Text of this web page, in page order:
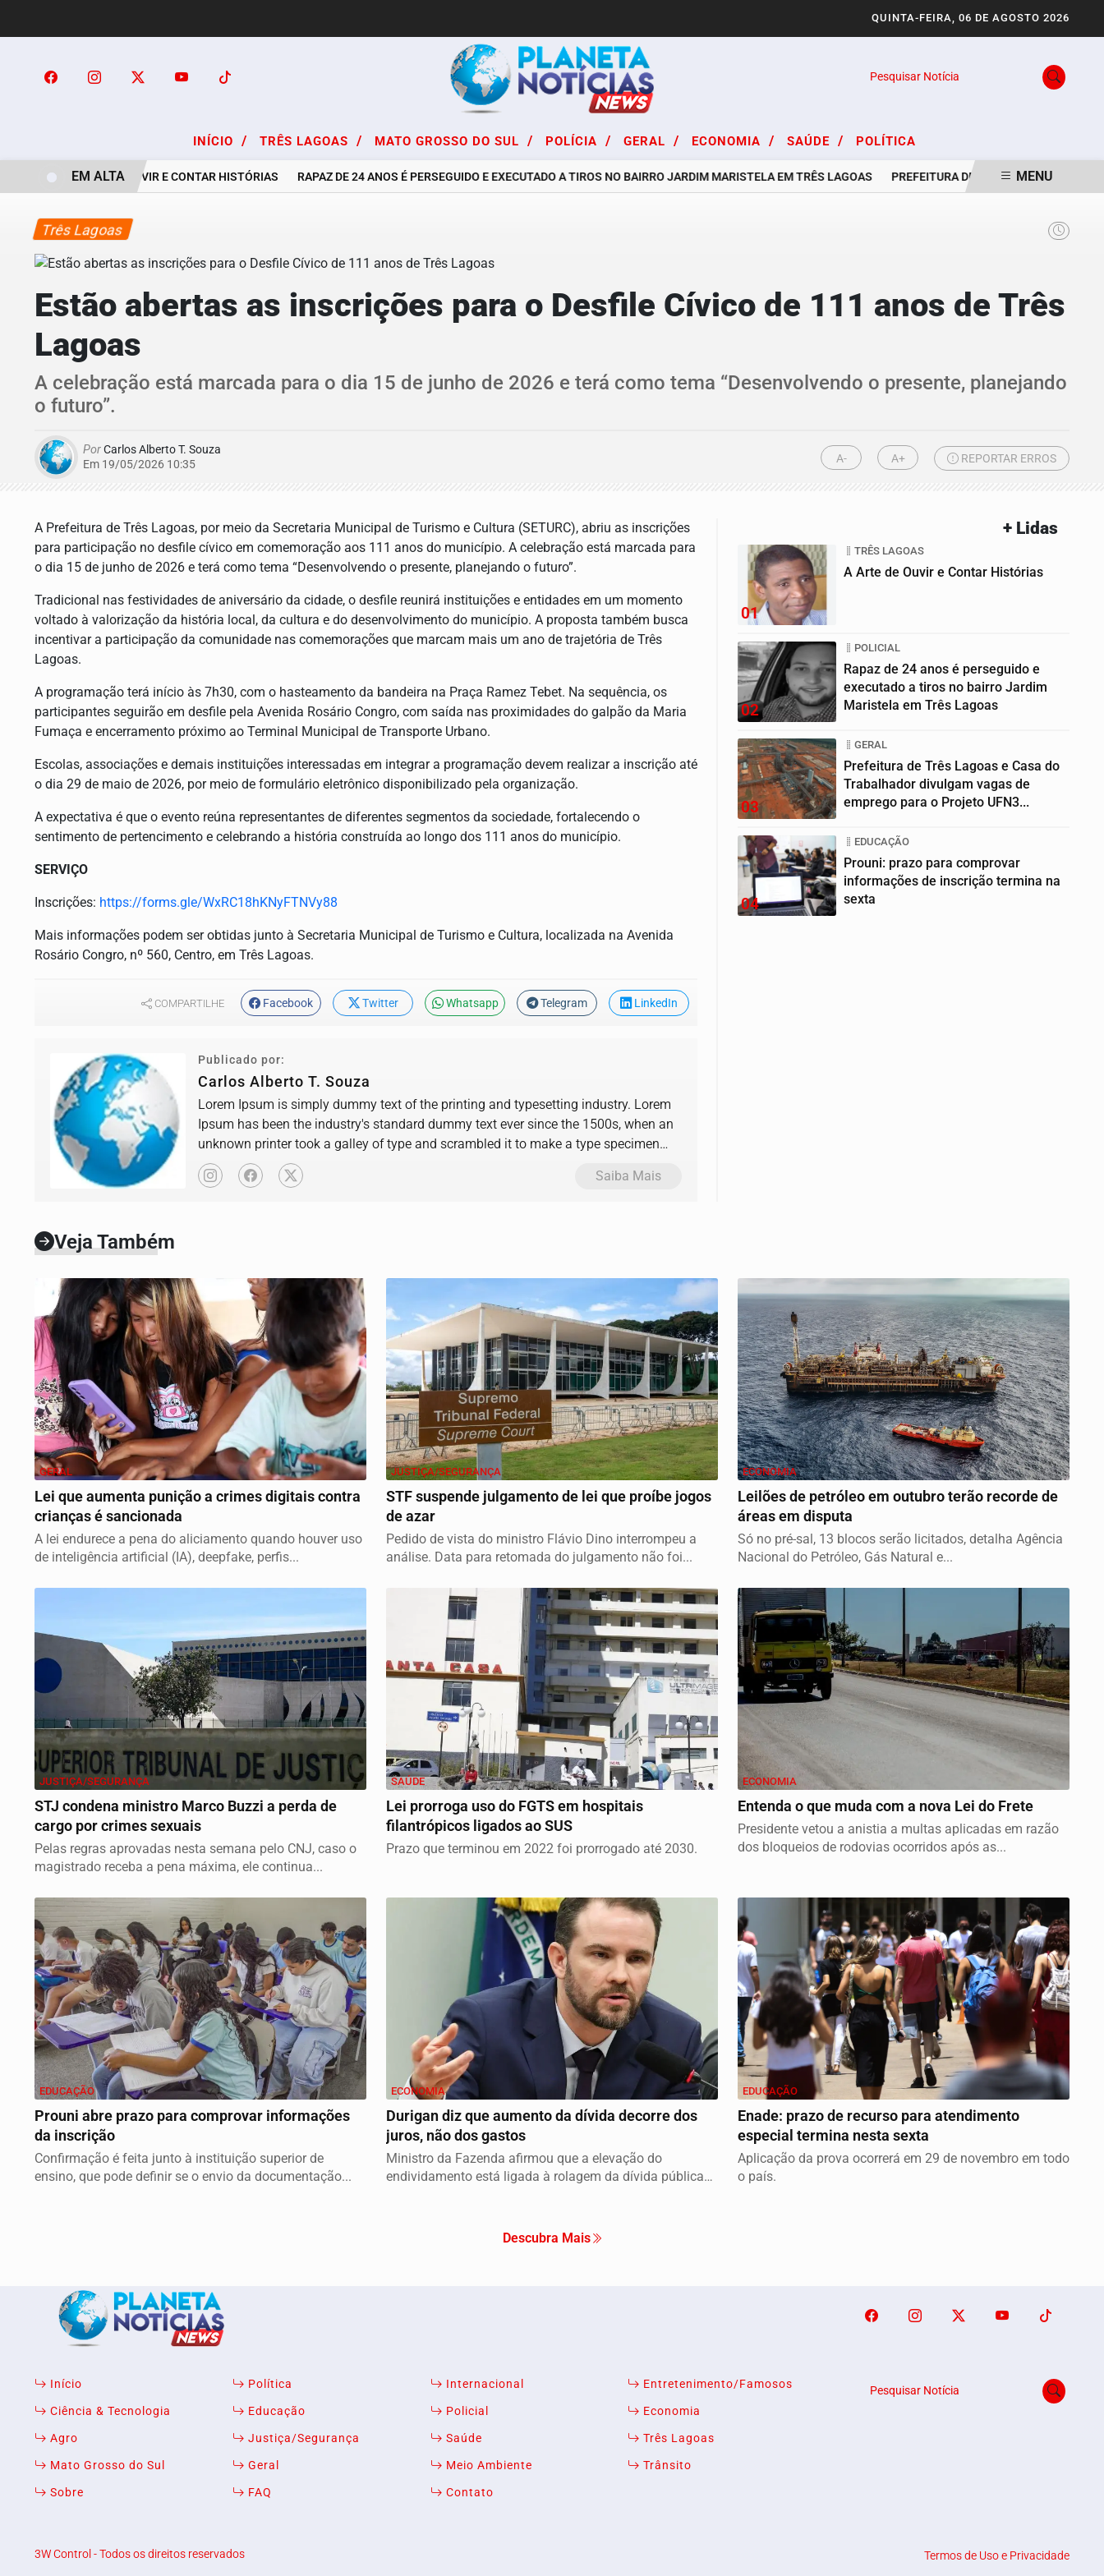
QUINTA-FEIRA, 06 DE AGOSTO 2026
Pesquisar Notícia
INÍCIO / TRÊS LAGOAS / MATO GROSSO DO SUL / POLÍCIA / GERAL / ECONOMIA / SAÚDE / POLÍTICA
A ARTE DE OUVIR E CONTAR HISTÓRIAS RAPAZ DE 24 ANOS É PERSEGUIDO E EXECUTADO A TIROS NO BAIRRO JARDIM MARISTELA EM TRÊS LAGOAS PREFEITURA DE TRÊS LAGOAS E CASA DO
EM ALTA MENU
Três Lagoas
Estão abertas as inscrições para o Desfile Cívico de 111 anos de Três
Lagoas
A celebração está marcada para o dia 15 de junho de 2026 e terá como tema “Desenvolvendo o presente, planejando
o futuro”.
PorCarlos Alberto T. Souza
Em 19/05/2026 10:35
A- A+ REPORTAR ERROS
A Prefeitura de Três Lagoas, por meio da Secretaria Municipal de Turismo e Cultura (SETURC), abriu as inscrições
para participação no desfile cívico em comemoração aos 111 anos do município. A celebração está marcada para
o dia 15 de junho de 2026 e terá como tema “Desenvolvendo o presente, planejando o futuro”.
Tradicional nas festividades de aniversário da cidade, o desfile reunirá instituições e entidades em um momento
voltado à valorização da história local, da cultura e do desenvolvimento do município. A proposta também busca
incentivar a participação da comunidade nas comemorações que marcam mais um ano de trajetória de Três
Lagoas.
A programação terá início às 7h30, com o hasteamento da bandeira na Praça Ramez Tebet. Na sequência, os
participantes seguirão em desfile pela Avenida Rosário Congro, com saída nas proximidades do galpão da Maria
Fumaça e encerramento próximo ao Terminal Municipal de Transporte Urbano.
Escolas, associações e demais instituições interessadas em integrar a programação devem realizar a inscrição até
o dia 29 de maio de 2026, por meio de formulário eletrônico disponibilizado pela organização.
A expectativa é que o evento reúna representantes de diferentes segmentos da sociedade, fortalecendo o
sentimento de pertencimento e celebrando a história construída ao longo dos 111 anos do município.
SERVIÇO
Inscrições: https://forms.gle/WxRC18hKNyFTNVy88
Mais informações podem ser obtidas junto à Secretaria Municipal de Turismo e Cultura, localizada na Avenida
Rosário Congro, nº 560, Centro, em Três Lagoas.
COMPARTILHE Facebook Twitter Whatsapp Telegram LinkedIn
Publicado por:
Carlos Alberto T. Souza
Lorem Ipsum is simply dummy text of the printing and typesetting industry. Lorem
Ipsum has been the industry's standard dummy text ever since the 1500s, when an
unknown printer took a galley of type and scrambled it to make a type specimen
book.
Saiba Mais
+ Lidas
01
TRÊS LAGOAS
A Arte de Ouvir e Contar Histórias
02
POLICIAL
Rapaz de 24 anos é perseguido e
executado a tiros no bairro Jardim
Maristela em Três Lagoas
03
GERAL
Prefeitura de Três Lagoas e Casa do
Trabalhador divulgam vagas de
emprego para o Projeto UFN3...
04
EDUCAÇÃO
Prouni: prazo para comprovar
informações de inscrição termina na
sexta
Veja Também
GERAL
Lei que aumenta punição a crimes digitais contra
crianças é sancionada
A lei endurece a pena do aliciamento quando houver uso
de inteligência artificial (IA), deepfake, perfis...
JUSTIÇA/SEGURANÇA
STF suspende julgamento de lei que proíbe jogos
de azar
Pedido de vista do ministro Flávio Dino interrompeu a
análise. Data para retomada do julgamento não foi...
ECONOMIA
Leilões de petróleo em outubro terão recorde de
áreas em disputa
Só no pré-sal, 13 blocos serão licitados, detalha Agência
Nacional do Petróleo, Gás Natural e...
JUSTIÇA/SEGURANÇA
STJ condena ministro Marco Buzzi a perda de
cargo por crimes sexuais
Pelas regras aprovadas nesta semana pelo CNJ, caso o
magistrado receba a pena máxima, ele continua...
SAÚDE
Lei prorroga uso do FGTS em hospitais
filantrópicos ligados ao SUS
Prazo que terminou em 2022 foi prorrogado até 2030.
ECONOMIA
Entenda o que muda com a nova Lei do Frete
Presidente vetou a anistia a multas aplicadas em razão
dos bloqueios de rodovias ocorridos após as...
EDUCAÇÃO
Prouni abre prazo para comprovar informações
da inscrição
Confirmação é feita junto à instituição superior de
ensino, que pode definir se o envio da documentação...
ECONOMIA
Durigan diz que aumento da dívida decorre dos
juros, não dos gastos
Ministro da Fazenda afirmou que a elevação do
endividamento está ligada à rolagem da dívida pública
EDUCAÇÃO
Enade: prazo de recurso para atendimento
especial termina nesta sexta
Aplicação da prova ocorrerá em 29 de novembro em todo
o país.
Descubra Mais
Início Política Internacional
Entretenimento/Famosos
Ciência & Tecnologia
Educação Policial
Economia
Agro
Justiça/Segurança Saúde
Três Lagoas
Mato Grosso do Sul
Geral Meio Ambiente
Trânsito
Sobre
FAQ Contato
Pesquisar Notícia
3W Control - Todos os direitos reservados Termos de Uso e Privacidade